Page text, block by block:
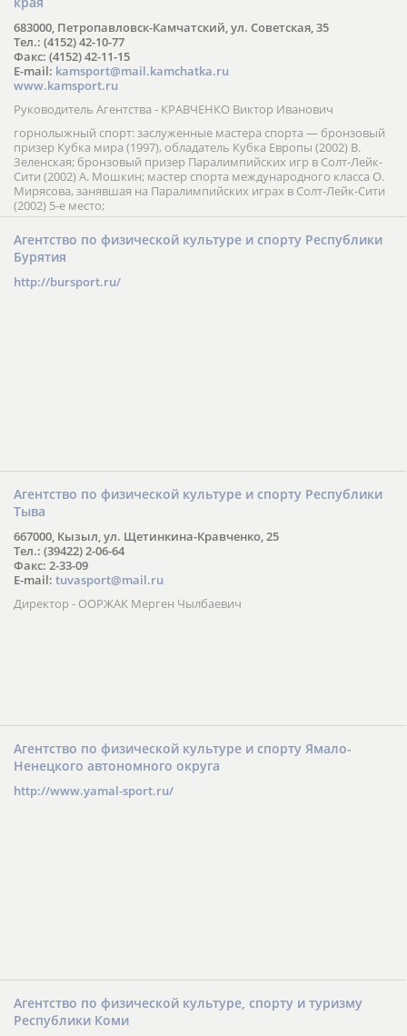
683000, Петропавловск-Камчатский, ул. Советская, 35
Тел.: (4152) 42-10-77
Факс: (4152) 42-11-15
E-mail: kamsport@mail.kamchatka.ru
www.kamsport.ru
Руководитель Агентства - КРАВЧЕНКО Виктор Иванович
горнолыжный спорт: заслуженные мастера спорта — бронзовый
призер Кубка мира (1997), обладатель Кубка Европы (2002) В.
Зеленская; бронзовый призер Паралимпийских игр в Солт-Лейк-
Сити (2002) А. Мошкин; мастер спорта международного класса О.
Мирясова, занявшая на Паралимпийских играх в Солт-Лейк-Сити
(2002) 5-е место;
Агентство по физической культуре и спорту Республики
Бурятия
http://bursport.ru/
Агентство по физической культуре и спорту Республики
Тыва
667000, Кызыл, ул. Щетинкина-Кравченко, 25
Тел.: (39422) 2-06-64
Факс: 2-33-09
E-mail: tuvasport@mail.ru
Директор - ООРЖАК Мерген Чылбаевич
Агентство по физической культуре и спорту Ямало-
Ненецкого автономного округа
http://www.yamal-sport.ru/
Агентство по физической культуре, спорту и туризму
Республики Коми